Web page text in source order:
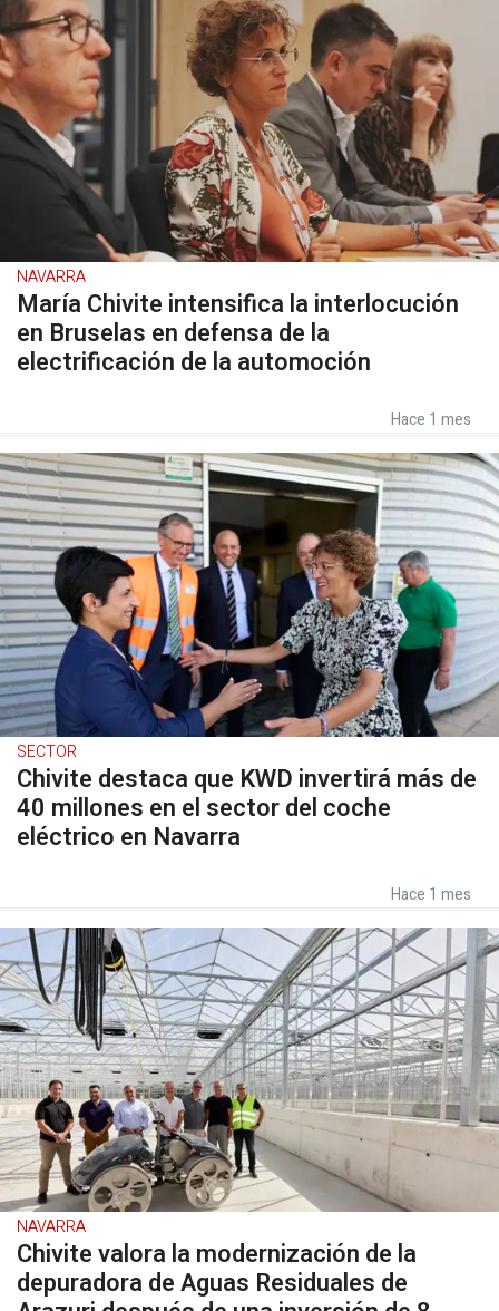
NAVARRA
María Chivite intensifica la interlocución
en Bruselas en defensa de la
electrificación de la automoción
Hace 1 mes
SECTOR
Chivite destaca que KWD invertirá más de
40 millones en el sector del coche
eléctrico en Navarra
Hace 1 mes
NAVARRA
Chivite valora la modernización de la
depuradora de Aguas Residuales de